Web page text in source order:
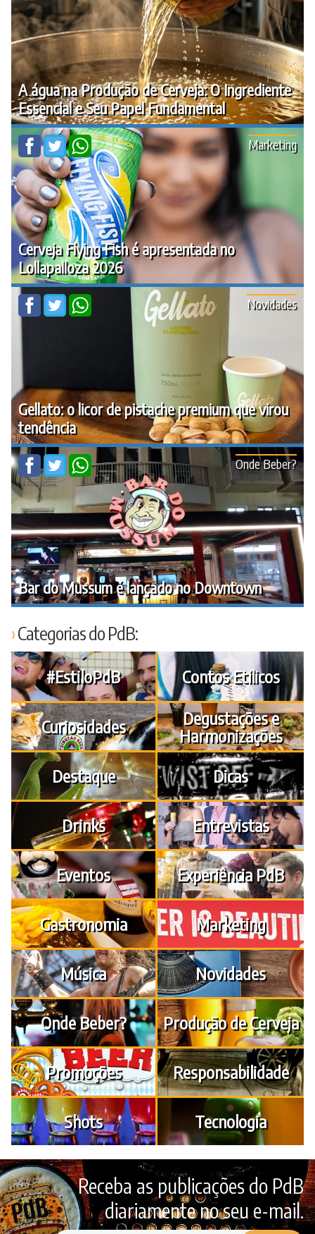
A água na Produção de Cerveja: O Ingrediente
Essencial e Seu Papel Fundamental
Cerveja Flying Fish é apresentada no
Lollapalloza 2026
Marketing
Gellato: o licor de pistache premium que virou
tendência
Novidades
Bar do Mussum é lançado no Downtown
Onde Beber?
Categorias do PdB:
#EstiloPdB Contos Etílicos
Curiosidades
Degustações e
Harmonizações
Destaque
Dicas
Drinks Entrevistas
Eventos Experiência PdB
Gastronomia Marketing
Música Novidades
Onde Beber? Produção de Cerveja
Promoções Responsabilidade
Shots Tecnologia
Receba as publicações do PdB
diariamente no seu e-mail.